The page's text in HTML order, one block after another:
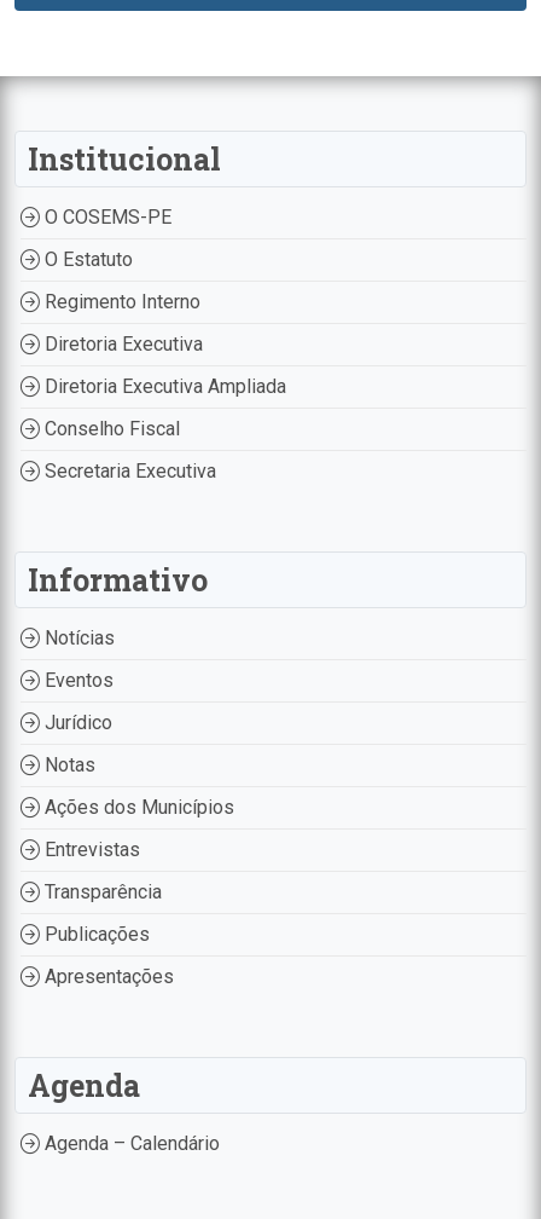
Institucional
O COSEMS-PE
O Estatuto
Regimento Interno
Diretoria Executiva
Diretoria Executiva Ampliada
Conselho Fiscal
Secretaria Executiva
Informativo
Notícias
Eventos
Jurídico
Notas
Ações dos Municípios
Entrevistas
Transparência
Publicações
Apresentações
Agenda
Agenda – Calendário